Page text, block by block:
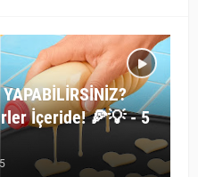
İçeride! 🍕💡 - 5